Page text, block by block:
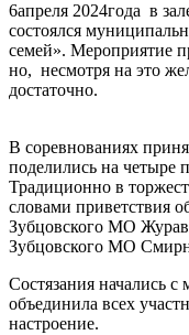
6апреля 2024года в
состоялся
семей». Мероприятие
но, несмотря на это
достаточно.
В соревнованиях
поделились на четыре
Традиционно в
словами приветствия
Зубцовского МО
Зубцовского МО
Состязания начались
объединила всех
настроение.